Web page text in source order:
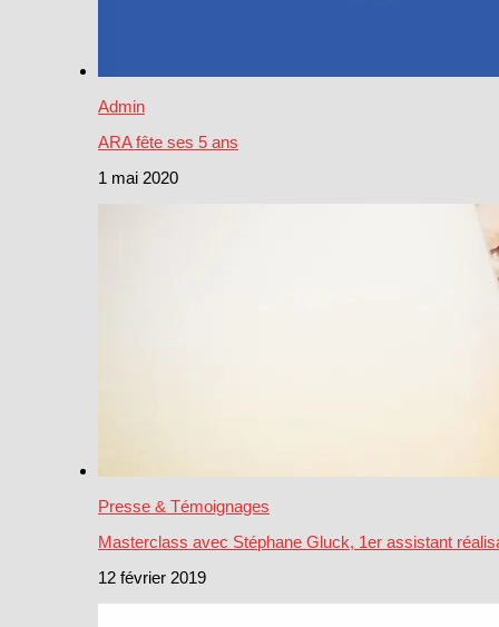
Admin
ARA fête ses 5 ans
1 mai 2020
Presse & Témoignages
Masterclass avec Stéphane Gluck, 1er assistant
12 février 2019